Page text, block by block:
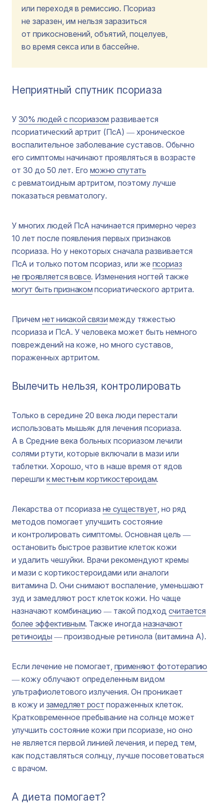
или переходя в ремиссию. Псориаз
не заразен, им нельзя заразиться
от прикосновений, объятий, поцелуев,
во время секса или в бассейне.
Неприятный спутник псориаза
У 30% людей с псориазом развивается
псориатический артрит (ПсА) ― хроническое
воспалительное заболевание суставов. Обычно
его симптомы начинают проявляться в возрасте
от 30 до 50 лет. Его можно спутать
с ревматоидным артритом, поэтому лучше
показаться ревматологу.
У многих людей ПсА начинается примерно через
10 лет после появления первых признаков
псориаза. Но у некоторых сначала развивается
ПсА и только потом псориаз, или же псориаз
не проявляется вовсе. Изменения ногтей также
могут быть признаком псориатического артрита.
Причем нет никакой связи между тяжестью
псориаза и ПсА. У человека может быть немного
повреждений на коже, но много суставов,
пораженных артритом.
Вылечить нельзя, контролировать
Только в середине 20 века люди перестали
использовать мышьяк для лечения псориаза.
А в Средние века больных псориазом лечили
солями ртути, которые включали в мази или
таблетки. Хорошо, что в наше время от ядов
перешли к местным кортикостероидам.
Лекарства от псориаза не существует, но ряд
методов помогает улучшить состояние
и контролировать симптомы. Основная цель ―
остановить быстрое развитие клеток кожи
и удалить чешуйки. Врачи рекомендуют кремы
и мази с кортикостероидами или аналоги
витамина D. Они снимают воспаление, уменьшают
зуд и замедляют рост клеток кожи. Но чаще
назначают комбинацию ― такой подход считается
более эффективным. Также иногданазначают
ретиноиды ― производные ретинола (витамина А).
Если лечение не помогает, применяют фототерапию
― кожу облучают определенным видом
ультрафиолетового излучения. Он проникает
в кожу и замедляет рост пораженных клеток.
Кратковременное пребывание на солнце может
улучшить состояние кожи при псориазе, но оно
не является первой линией лечения, и перед тем,
как подставляться солнцу, лучше посоветоваться
с врачом.
А диета помогает?